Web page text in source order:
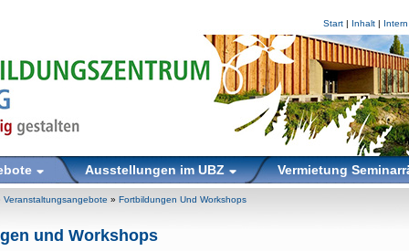
Start| Inhalt| Intern
Ausstellungen im UBZ Vermietung
Veranstaltungsangebote » Fortbildungen Und Workshops
und Workshops